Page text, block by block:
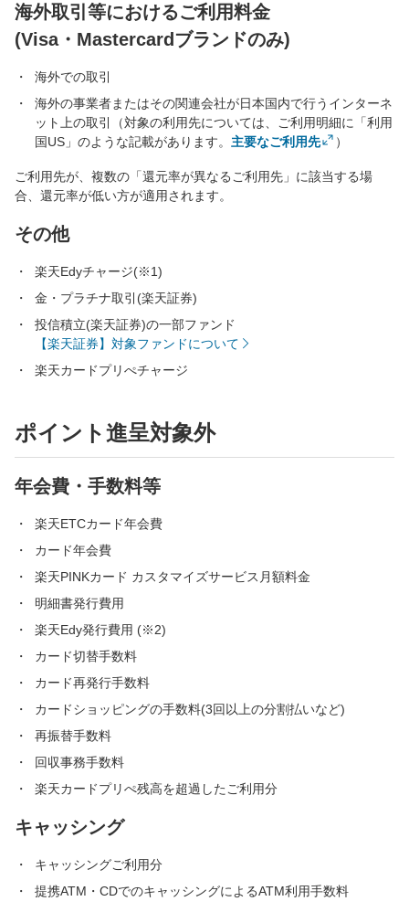
海外取引等におけるご利用料金
(Visa・Mastercardブランドのみ)
海外での取引
海外の事業者またはその関連会社が日本国内で行うインターネ
ット上の取引（対象の利用先については、ご利用明細に「利用
国US」のような記載があります。 主要なご利用先 ）
ご利用先が、複数の「還元率が異なるご利用先」に該当する場
合、還元率が低い方が適用されます。
その他
楽天Edyチャージ(※1)
金・プラチナ取引(楽天証券)
投信積立(楽天証券)の一部ファンド
【楽天証券】対象ファンドについて
楽天カードプリぺチャージ
ポイント進呈対象外
年会費・手数料等
楽天ETCカード年会費
カード年会費
楽天PINKカード カスタマイズサービス月額料金
明細書発行費用
楽天Edy発行費用 (※2)
カード切替手数料
カード再発行手数料
カードショッピングの手数料(3回以上の分割払いなど)
再振替手数料
回収事務手数料
楽天カードプリぺ残高を超過したご利用分
キャッシング
キャッシングご利用分
提携ATM・CDでのキャッシングによるATM利用手数料